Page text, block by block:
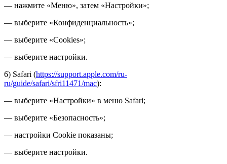
— нажмите «Меню», затем «Настройки»;
— выберите «Конфиденциальность»;
— выберите «Cookies»;
— выберите настройки.
6) Safari (https://support.apple.com/ru-
ru/guide/safari/sfri11471/mac):
— выберите «Настройки» в меню Safari;
— выберите «Безопасность»;
— настройки Cookie показаны;
— выберите настройки.